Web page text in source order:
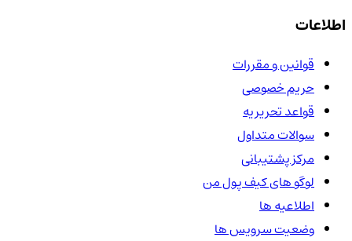
اطلاعات
قوانین و مقررات
حریم خصوصی
قواعد تحریریه
سوالات متداول
مرکز پشتیبانی
لوگو های کیف پول من
اطلاعیه ها
وضعیت سرویس ها